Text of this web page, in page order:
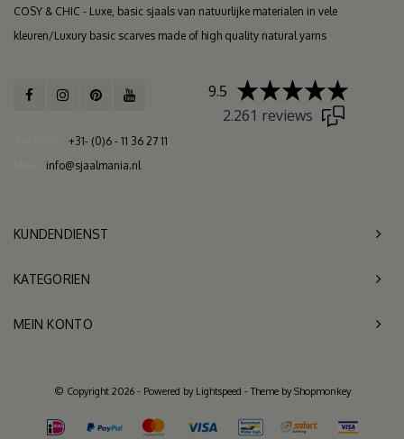
COSY & CHIC - Luxe, basic sjaals van natuurlijke materialen in vele
kleuren/Luxury basic scarves made of high quality natural yarns
+31- (0)6 - 11 36 27 11
info@sjaalmania.nl
9.5
2.261 reviews
KUNDENDIENST
KATEGORIEN
MEIN KONTO
© Copyright 2026 - Powered by Lightspeed - Theme byShopmonkey